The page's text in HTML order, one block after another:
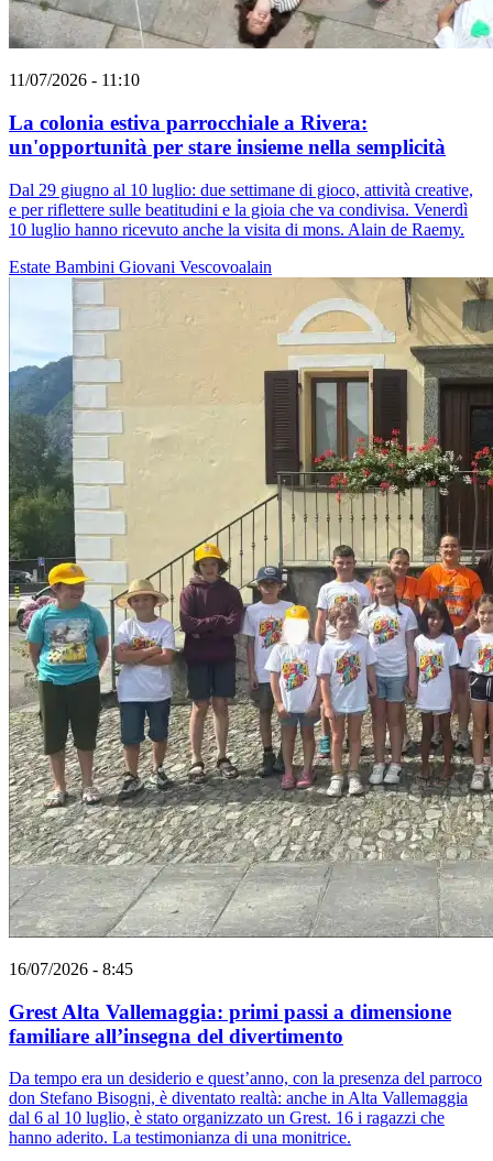
11/07/2026 - 11:10
La colonia estiva parrocchiale a Rivera:
un'opportunità per stare insieme nella semplicità
Dal 29 giugno al 10 luglio: due settimane di gioco, attività creative,
e per riflettere sulle beatitudini e la gioia che va condivisa. Venerdì
10 luglio hanno ricevuto anche la visita di mons. Alain de Raemy.
Estate Bambini Giovani Vescovoalain
16/07/2026 - 8:45
Grest Alta Vallemaggia: primi passi a dimensione
familiare all’insegna del divertimento
Da tempo era un desiderio e quest’anno, con la presenza del parroco
don Stefano Bisogni, è diventato realtà: anche in Alta Vallemaggia
dal 6 al 10 luglio, è stato organizzato un Grest. 16 i ragazzi che
hanno aderito. La testimonianza di una monitrice.